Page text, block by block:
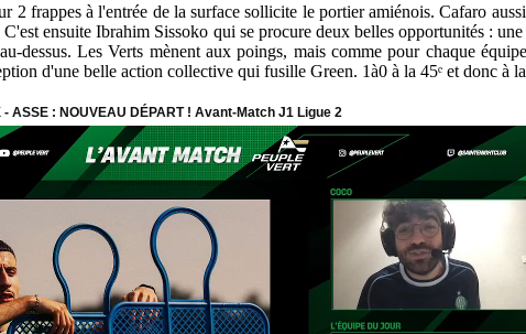
2 frappes à l'entrée de la surface sollicite le portier amiénois. Cafaro
ensuite Ibrahim Sissoko qui se procure deux belles opportunités :
dessus. Les Verts mènent aux poings, mais comme pour chaque
d'une belle action collective qui fusille Green. 1à0 à la 45ᵉ et donc à